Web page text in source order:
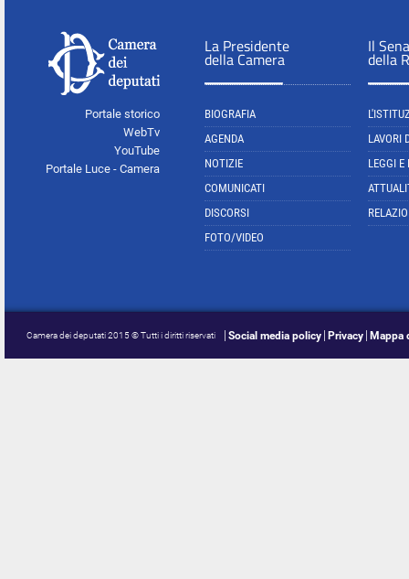
Portale storico
WebTv
YouTube
Portale Luce - Camera
La Presidente
della Camera
BIOGRAFIA
AGENDA
NOTIZIE
COMUNICATI
DISCORSI
FOTO/VIDEO
Il
della
LAVORI
LEGGI E
Camera dei deputati 2015 © Tutti i diritti riservati Social media policy Privacy Mappa